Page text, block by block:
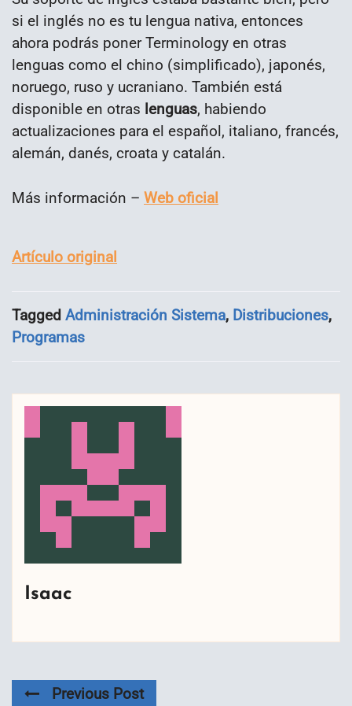
si el inglés no es tu lengua nativa, entonces
ahora podrás poner Terminology en otras
lenguas como el chino (simplificado), japonés,
noruego, ruso y ucraniano. También está
disponible en otras lenguas, habiendo
actualizaciones para el español, italiano, francés,
alemán, danés, croata y catalán.
Más información – Web oficial
Artículo original
Tagged Administración Sistema, Distribuciones,
Programas
Isaac
Previous Post